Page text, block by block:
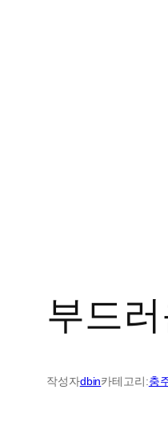
부드
작성자dbin카테고리:충